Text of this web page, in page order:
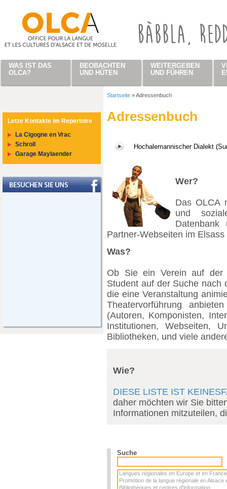
Letze Kontakte im Repertoire
La Cigogne en Vrac
Schroll
Garage Maylaender
Startseite »Adressenbuch
Adressenbuch
Hochalemannischer Dialekt
Wer?
Das OLCA
und
Partner-Webseiten im
Was?
Ob Sie ein Verein auf der
Student auf der Suche nach
die eine Veranstaltung
Theatervorführung
(Autoren, Komponisten,
Institutionen, Webseiten,
Bibliotheken, und viele
Wie?
DIESE LISTE IST
daher möchten wir Sie
Informationen mitzuteilen,
Suche
WAS IST DAS
OLCA?
BEOBACHTEN
UND HÜTEN
WEITERGEBEN
UND FÜHREN